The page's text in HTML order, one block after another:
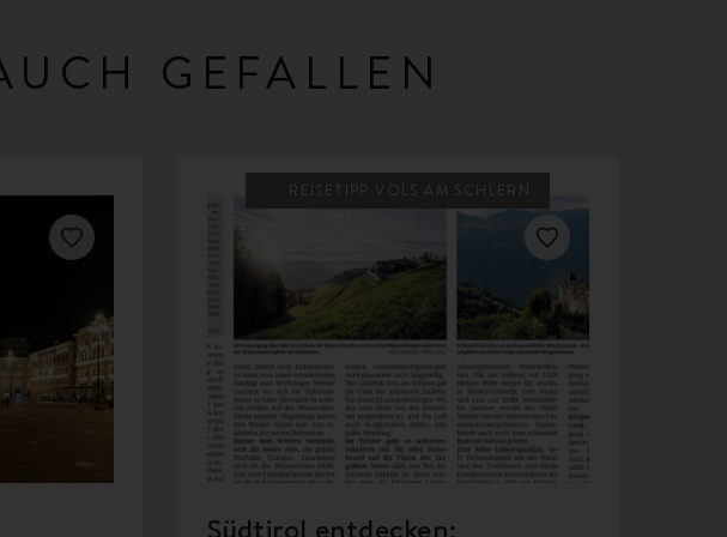
GEFALLEN
REISETIPP VÖLS AM SCHLERN
Südtirol entdecken: